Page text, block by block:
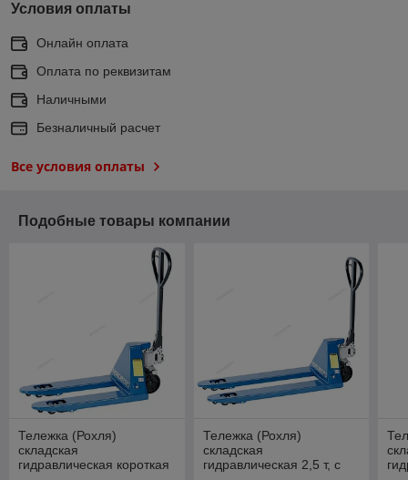
Условия оплаты
Онлайн оплата
Оплата по реквизитам
Наличными
Безналичный расчет
Все условия оплаты
Подобные товары компании
Тележка (Рохля)
складская
гидравлическая короткая
Тележка (Рохля)
складская
гидравлическая 2,5 т, с